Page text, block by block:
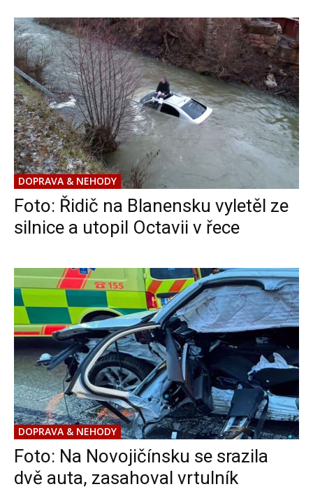
DOPRAVA & NEHODY
Foto: Řidič na Blanensku vyletěl ze
silnice a utopil Octavii v řece
DOPRAVA & NEHODY
Foto: Na Novojičínsku se srazila
dvě auta, zasahoval vrtulník